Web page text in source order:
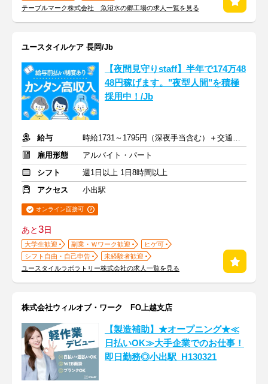
テーブルマーク株式会社 魚沼水の郷工場の求人一覧を見る
ユースタイルケア 長岡/Jb
【夜間見守りstaff】半年で174万48
48円稼げます。"夜型人間"を積極
採用中！/Jb
給与
時給1731～1795円（深夜手当含む）＋交通費支給
雇用形態
アルバイト・パート
シフト
週1日以上 1日8時間以上
アクセス
小出駅
オンライン面接可
あと3日
大学生歓迎 副業・Ｗワーク歓迎
ヒゲ可
シフト自由・自己申告
未経験者歓迎
ユースタイルラボラトリー株式会社の求人一覧を見る
株式会社ウィルオブ・ワーク FO上越支店
【製造補助】★オープニング★≪
日払いOK≫大手企業でのお仕事！
即日勤務◎小出駅_H130321